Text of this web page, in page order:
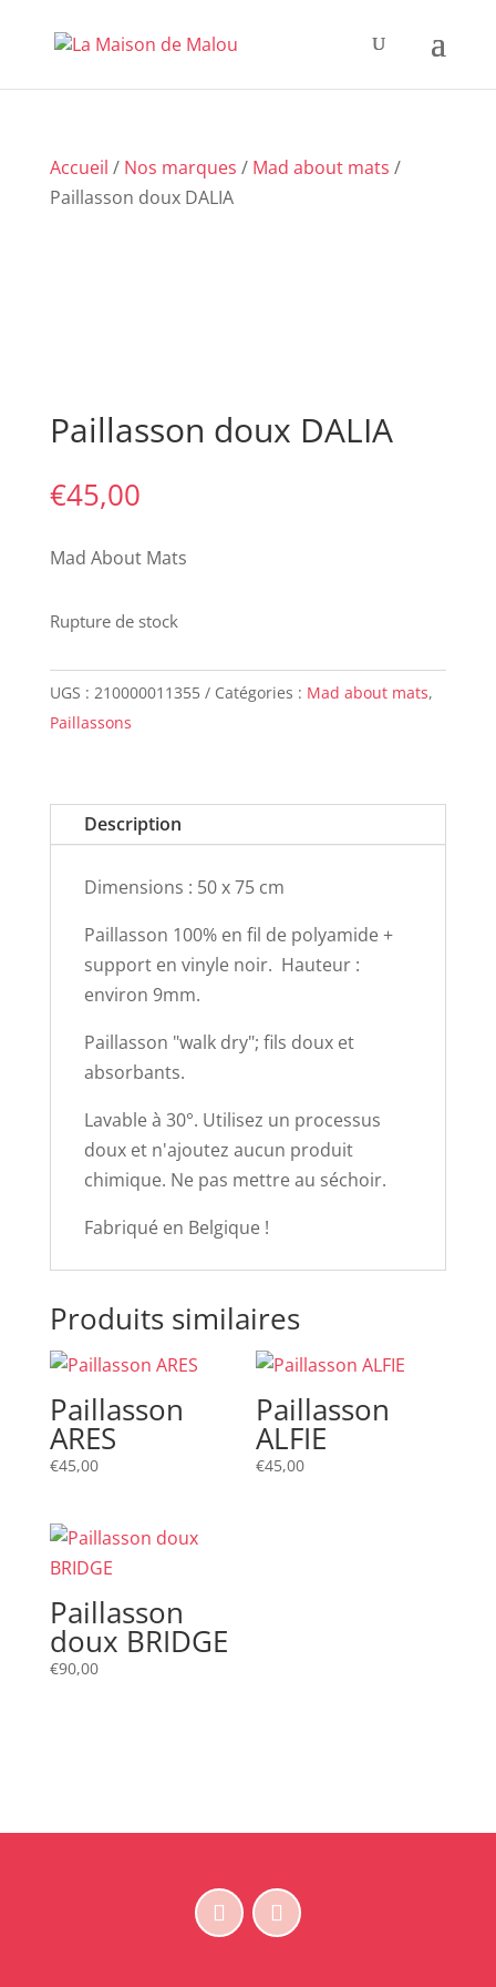
Accueil / Nos marques / Mad about mats /
Paillasson doux DALIA
Paillasson doux DALIA
€45,00
Mad About Mats
Rupture de stock
UGS : 210000011355 Catégories : Mad about mats,
Paillassons
Description
Dimensions : 50 x 75 cm
Paillasson 100% en fil de polyamide +
support en vinyle noir. Hauteur :
environ 9mm.
Paillasson "walk dry"; fils doux et
absorbants.
Lavable à 30°. Utilisez un processus
doux et n'ajoutez aucun produit
chimique. Ne pas mettre au séchoir.
Fabriqué en Belgique !
Produits similaires
Paillasson
ARES
€45,00
Paillasson
ALFIE
€45,00
Paillasson
doux BRIDGE
€90,00